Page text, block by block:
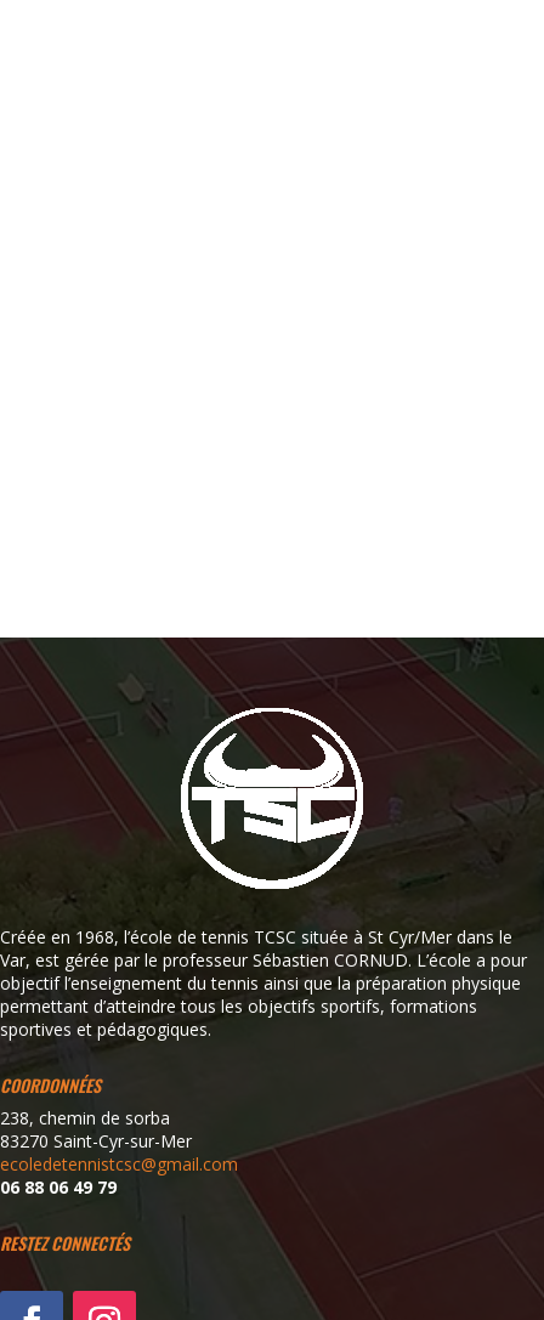
Créée en 1968, l’école de tennis TCSC située à St Cyr/Mer dans le
Var, est gérée par le professeur Sébastien CORNUD. L’école a pour
objectif l’enseignement du tennis ainsi que la préparation physique
permettant d’atteindre tous les objectifs sportifs, formations
sportives et pédagogiques.
COORDONNÉES
238, chemin de sorba
83270 Saint-Cyr-sur-Mer
ecoledetennistcsc@gmail.com
06 88 06 49 79
RESTEZ CONNECTÉS